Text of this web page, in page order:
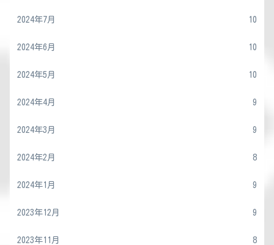
2024年7月 10
2024年6月 10
2024年5月 10
2024年4月 9
2024年3月 9
2024年2月 8
2024年1月 9
2023年12月 9
2023年11月 8